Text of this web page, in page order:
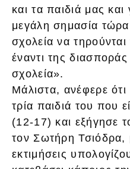
και τα παιδιά μας και
μεγάλη σημασία
σχολεία να
έναντι της
σχολεία».
Μάλιστα, ανέφερε ότι
τρία παιδιά του που
(12-17) και εξήγησε
τον Σωτήρη Τσιόδρα,
εκτιμήσεις